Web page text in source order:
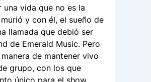
vida que no es la
y con él, el sueño de
llamada que debió ser
de Emerald Music. Pero
de mantener vivo
grupo, con los que
único para el show